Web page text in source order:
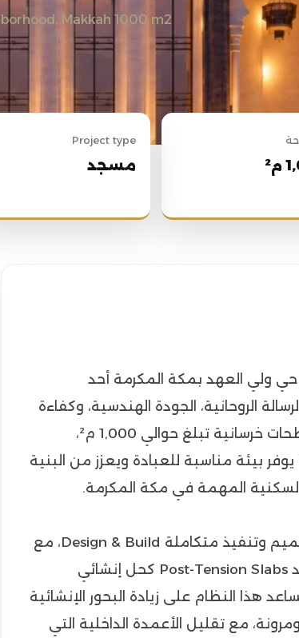
Makkah 1000 m2
Project type
مسجد
ولي العهد بمكة المكرمة أحد
الروحانية، الجودة الهندسية، وكفاءة
التنفيذ. تم تنفيذ المشروع بمسطحات خرسانية تبلغ حوالي 1,000 م²،
بيئة مناسبة للعبادة ويعزز من البنية
السكنية المهمة في مكة المكرمة.
اعتمد المشروع على منهجية تصميم وتنفيذ متكاملة Design & Build، مع
تطبيق نظام البلاطات لاحقة الشد Post-Tension Slabs كحل إنشائي
هذا النظام على زيادة البحور الإنشائية
مع تقليل الأعمدة الداخلية التي